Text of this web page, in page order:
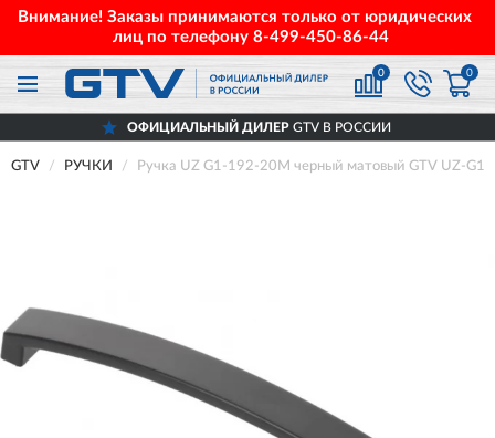
Внимание! Заказы принимаются только от юридических
лиц по телефону 8-499-450-86-44
0 0
ОФИЦИАЛЬНЫЙ ДИЛЕР GTV В РОССИИ
GTV РУЧКИ Ручка UZ G1-192-20M черный матовый GTV UZ-